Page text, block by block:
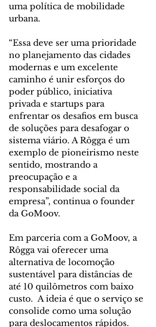
uma política de mobilidade
urbana.
“Essa deve ser uma prioridade
no planejamento das cidades
modernas e um excelente
caminho é unir esforços do
poder público, iniciativa
privada e startups para
enfrentar os desafios em busca
de soluções para desafogar o
sistema viário. A Rôgga é um
exemplo de pioneirismo neste
sentido, mostrando a
preocupação e a
responsabilidade social da
empresa”, continua o founder
da GoMoov.
Em parceria com a GoMoov, a
Rôgga vai oferecer uma
alternativa de locomoção
sustentável para distâncias de
até 10 quilômetros com baixo
custo.  A ideia é que o serviço se
consolide como uma solução
para deslocamentos rápidos.